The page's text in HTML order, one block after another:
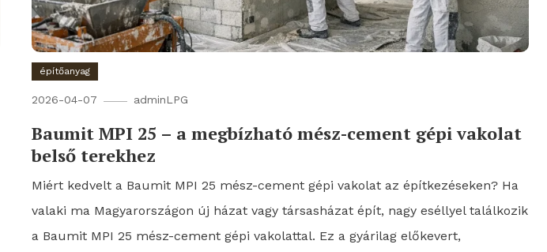
építőanyag
2026-04-07 adminLPG
Baumit MPI 25 – a megbízható mész-cement gépi vakolat
belső terekhez
Miért kedvelt a Baumit MPI 25 mész-cement gépi vakolat az építkezéseken? Ha
valaki ma Magyarországon új házat vagy társasházat épít, nagy eséllyel találkozik
a Baumit MPI 25 mész-cement gépi vakolattal. Ez a gyárilag előkevert,